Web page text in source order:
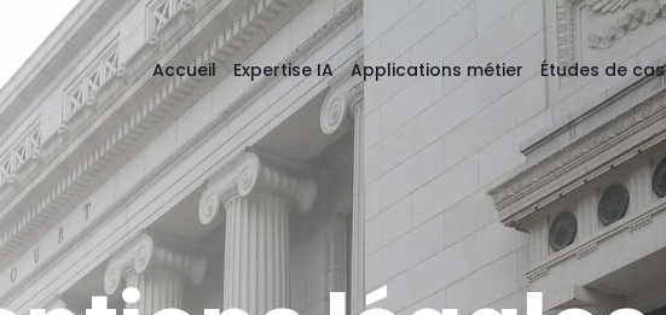
Accueil Expertise IA Applications métier Études de cas